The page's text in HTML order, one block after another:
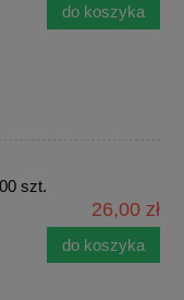
do koszyka
szt.
26,00 zł
do koszyka